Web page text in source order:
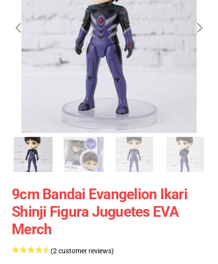
9cm Bandai Evangelion Ikari
Shinji Figura Juguetes EVA
Merch
(2 customer reviews)